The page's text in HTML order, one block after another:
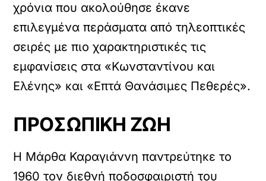
χρόνια που ακολούθησε έκανε
επιλεγμένα περάσματα από τηλεοπτικές
σειρές με πιο χαρακτηριστικές τις
εμφανίσεις στα «Κωνσταντίνου και
Ελένης» και «Επτά Θανάσιμες Πεθερές».
ΠΡΟΣΩΠΙΚΗ ΖΩΗ
Η Μάρθα Καραγιάννη παντρεύτηκε το
1960 τον διεθνή ποδοσφαιριστή του